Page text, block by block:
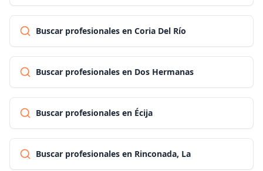
Buscar profesionales en Coria Del Río
Buscar profesionales en Dos Hermanas
Buscar profesionales en Écija
Buscar profesionales en Rinconada, La